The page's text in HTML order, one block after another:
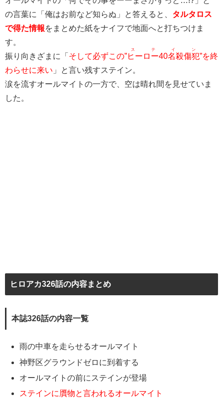
の言葉に「俺はお前など知らぬ」と答えると、 タルタロス
で得た情報をまとめた紙をナイフで地面へと打ちつけま
す。
振り向きざまに「 そして必ずこの”ヒーロー40名殺傷犯
ステイン
”を終
わらせに来い 」と言い残すステイン。
涙を流すオールマイトの一方で、空は晴れ間を見せていま
した。
ヒロアカ326話の内容まとめ
本誌326話の内容一覧
雨の中車を走らせるオールマイト
神野区グラウンドゼロに到着する
オールマイトの前にステインが登場
ステインに贋物と言われるオールマイト